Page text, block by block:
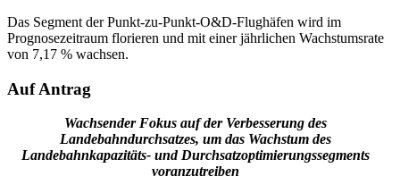
Das Segment der Punkt-zu-Punkt-O&D-Flughäfen wird im
Prognosezeitraum florieren und mit einer jährlichen Wachstumsrate
von 7,17 % wachsen.
Auf Antrag
Wachsender Fokus auf der Verbesserung des
Landebahndurchsatzes, um das Wachstum des
Landebahnkapazitäts- und Durchsatzoptimierungssegments
voranzutreiben